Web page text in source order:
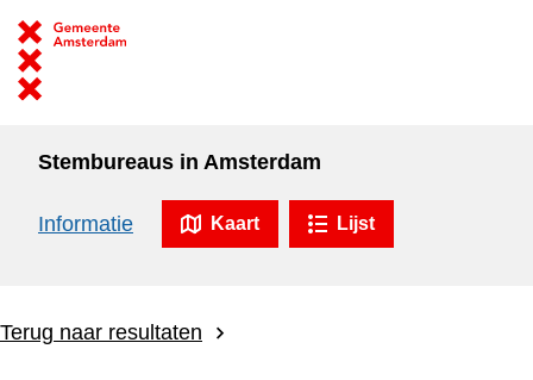
Stembureaus in Amsterdam
Informatie Kaart Lijst
Terug naar resultaten